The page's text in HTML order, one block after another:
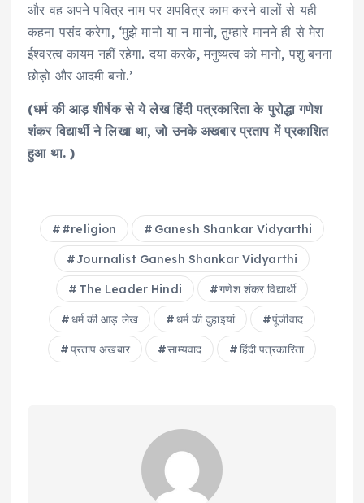
और वह अपने पवित्र नाम पर अपवित्र काम करने वालों से यही
कहना पसंद करेगा, ‘मुझे मानो या न मानो, तुम्‍हारे मानने ही से मेरा
ईश्‍वरत्‍व कायम नहीं रहेगा. दया करके, मनुष्‍यत्‍व को मानो, पशु बनना
छोड़ो और आदमी बनो.’
(धर्म की आड़ शीर्षक से ये लेख हिंदी पत्रकारिता के पुरोद्धा गणेश
शंकर विद्यार्थी ने लिखा था, जो उनके अखबार प्रताप में प्रकाशित
हुआ था. )
#religion Ganesh Shankar Vidyarthi
Journalist Ganesh Shankar Vidyarthi
The Leader Hindi गणेश शंकर विद्यार्थी
धर्म की आड़ लेख धर्म की दुहाइयां पूंजीवाद
प्रताप अखबार साम्‍यवाद ह‍िंंदी पत्रकार‍िता